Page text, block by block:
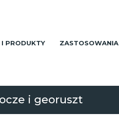
I PRODUKTY ZASTOSOWANIA
i georuszt